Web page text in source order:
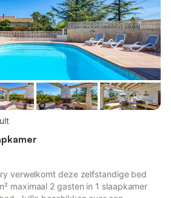
verwelkomt deze zelfstandige bed
maximaal 2 gasten in 1 slaapkamer